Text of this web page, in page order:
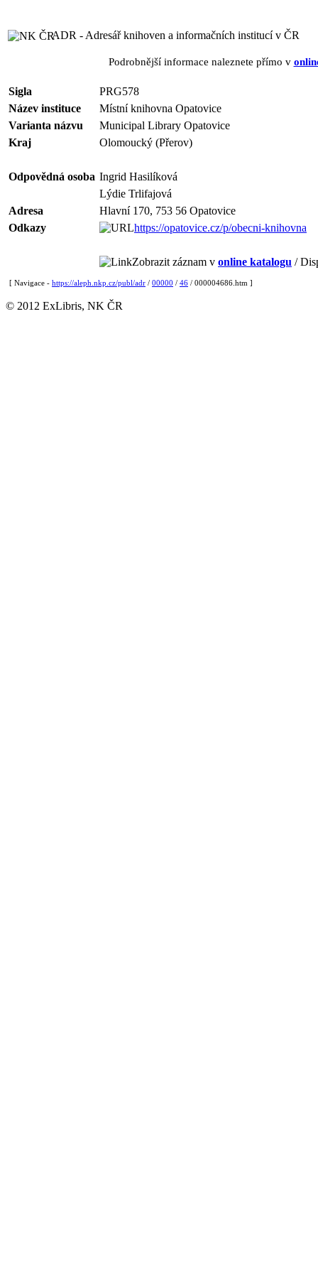
ADR - Adresář knihoven a informačních institucí v ČR
Podrobnější informace naleznete přímo v
Sigla
PRG578
Název instituce
Místní knihovna Opatovice
Varianta názvu
Municipal Library Opatovice
Kraj
Olomoucký (Přerov)
Odpovědná osoba Ingrid Hasilíková
Lýdie Trlifajová
Adresa
Hlavní 170, 753 56 Opatovice
Odkazy
https://opatovice.cz/p/obecni-knihovna
Zobrazit záznam v online katalogu /
[ Navigace - https://aleph.nkp.cz/publ/adr / 00000 / 46 / 000004686.htm ]
© 2012 ExLibris, NK ČR